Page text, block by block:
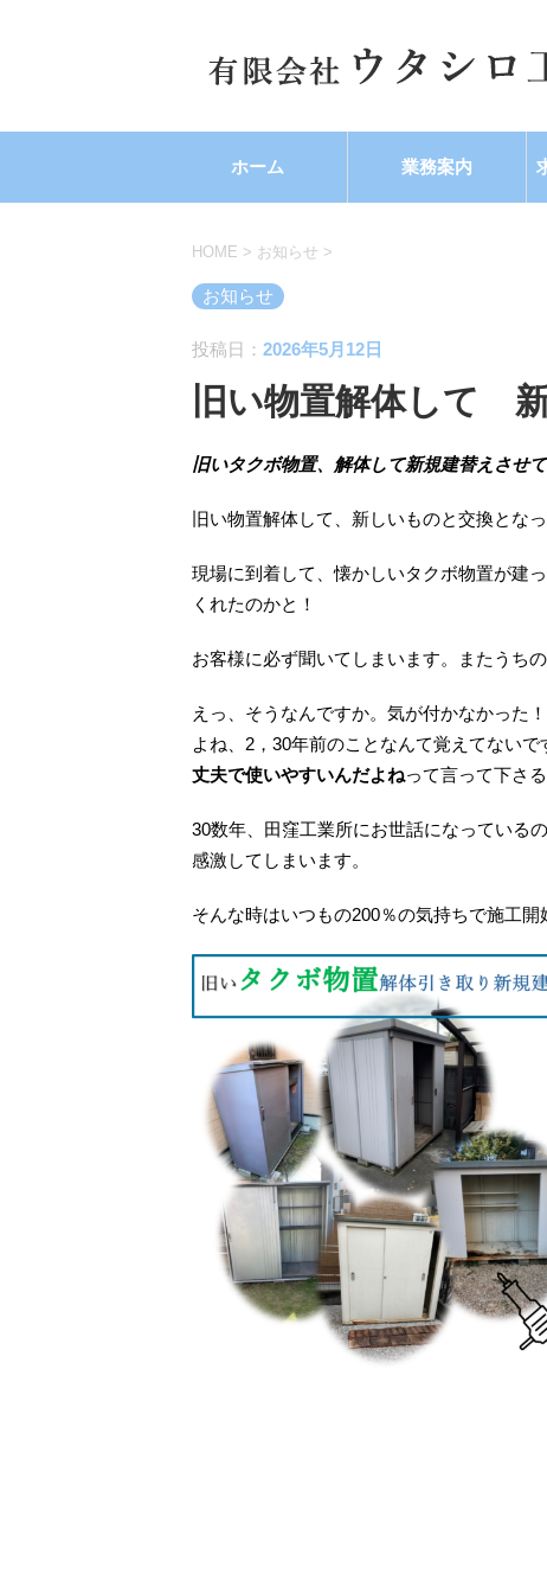
ホーム 業務案内
HOME > お知らせ >
お知らせ
投稿日： 2026年5月12日
旧い物置解体して
旧いタクボ物置、解体して新規建替えさせて
旧い物置解体して、新しいものと交換とな
現場に到着して、懐かしいタクボ物置が建
くれたのかと！
お客様に必ず聞いてしまいます。またうち
えっ、そうなんですか。気が付かなかっ
よね、2，30年前のことなんて覚えてないで
丈夫で使いやすいんだよねって言って下さ
30数年、田窪工業所にお世話になっている
感激してしまいます。
そんな時はいつもの200％の気持ちで施工開